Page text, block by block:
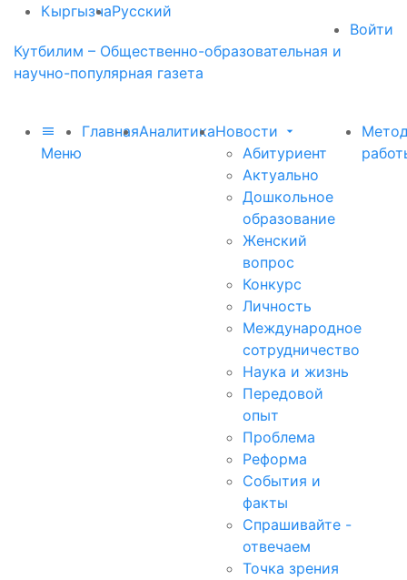
КыргызчаРусский
Войти
Кутбилим – Общественно-образовательная и
научно-популярная газета
Меню
ГлавнаяАналитикаНовости
Абитуриент
Актуально
Дошкольное
образование
Женский
вопрос
Конкурс
Личность
Международное
сотрудничество
Наука и жизнь
Передовой
опыт
Проблема
Реформа
События и
факты
Спрашивайте -
отвечаем
Точка зрения